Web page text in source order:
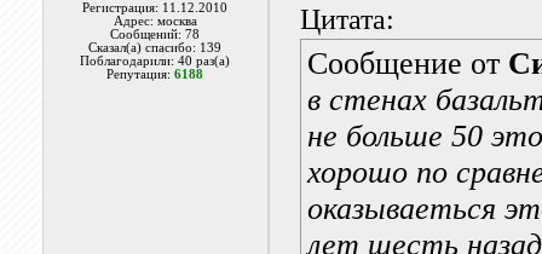
Регистрация: 11.12.2010
Адрес: москва
Сообщений: 78
Сказал(а) спасибо: 139
Поблагодарили: 40 раз(а)
Репутация:6188
Цитата:
Сообщение от
в стенах
не больше 50
хорошо по
оказываеться
лет шесть